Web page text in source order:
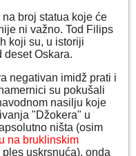
broj statua koje će
ni važno. Tod Filips
koji su, u istoriji
deset Oskara.
negativan imidž prati i
su pokušali
nasilju koje
"Džokera" u
ništa (osim
na bruklinskim
uskrsnuća), onda